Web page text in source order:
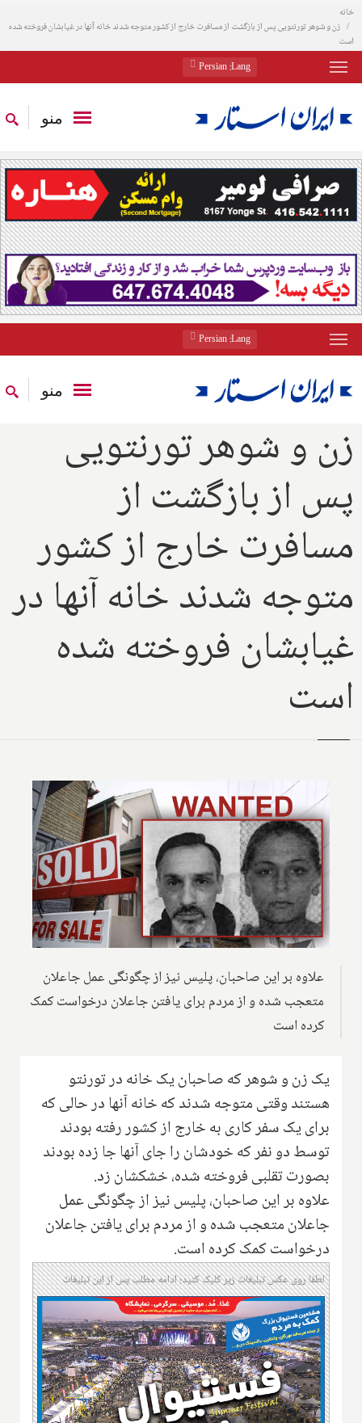
خانه
زن و شوهر تورنتویی پس از بازگشت از مسافرت خارج از کشور متوجه شدند خانه آنها در غیابشان فروخته شده
است
Lang
: Persian
منو
Lang
: Persian
منو
زن و شوهر تورنتویی
پس از بازگشت از
مسافرت خارج از کشور
متوجه شدند خانه آنها در
غیابشان فروخته شده
است
علاوه بر این صاحبان، پلیس نیز از چگونگی عمل جاعلان
متعجب شده و از مردم برای یافتن جاعلان درخواست کمک
کرده است
یک زن و شوهر که صاحبان یک خانه در تورنتو
هستند وقتی متوجه شدند که خانه آنها در حالی که
برای یک سفر کاری به خارج از کشور رفته بودند
توسط دو نفر که خودشان را جای آنها جا زده بودند
بصورت تقلبی فروخته شده، خشکشان زد.
علاوه بر این صاحبان، پلیس نیز از چگونگی عمل
جاعلان متعجب شده و از مردم برای یافتن جاعلان
درخواست کمک کرده است.
لطفا روی عکس تبلیغات زیر کلیک کنید؛ ادامه مطلب پس از این تبلیغات